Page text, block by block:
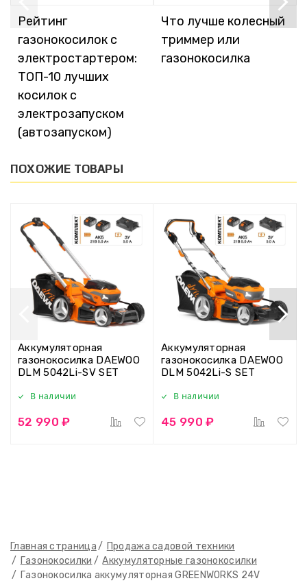
Главная страница
Продажа садовой техники
Газонокосилки
Аккумуляторные газонокосилки
Газонокосилка аккумуляторная GREENWORKS 24V
Рейтинг
газонокосилок с
электростартером:
ТОП-10 лучших
косилок с
электрозапуском
(автозапуском)
Что лучше колесный
триммер или
газонокосилка
ПОХОЖИЕ ТОВАРЫ
Аккумуляторная
газонокосилка DAEWOO
DLM 5042Li-SV SET
В наличии
52 990 ₽
Аккумуляторная
газонокосилка DAEWOO
DLM 5042Li-S SET
В наличии
45 990 ₽